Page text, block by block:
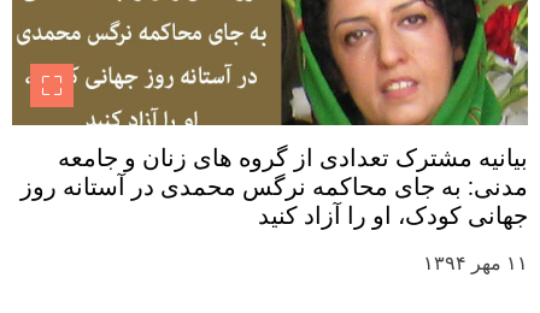
بیانیه مشترک تعدادی از گروه های زنان و جامعه
مدنی: به جای محاکمه نرگس محمدی در آستانه روز
جهانی کودک، او را آزاد کنید
۱۱ مهر ۱۳۹۴